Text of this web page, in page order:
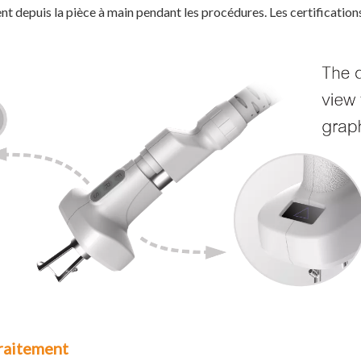
depuis la pièce à main pendant les procédures. Les